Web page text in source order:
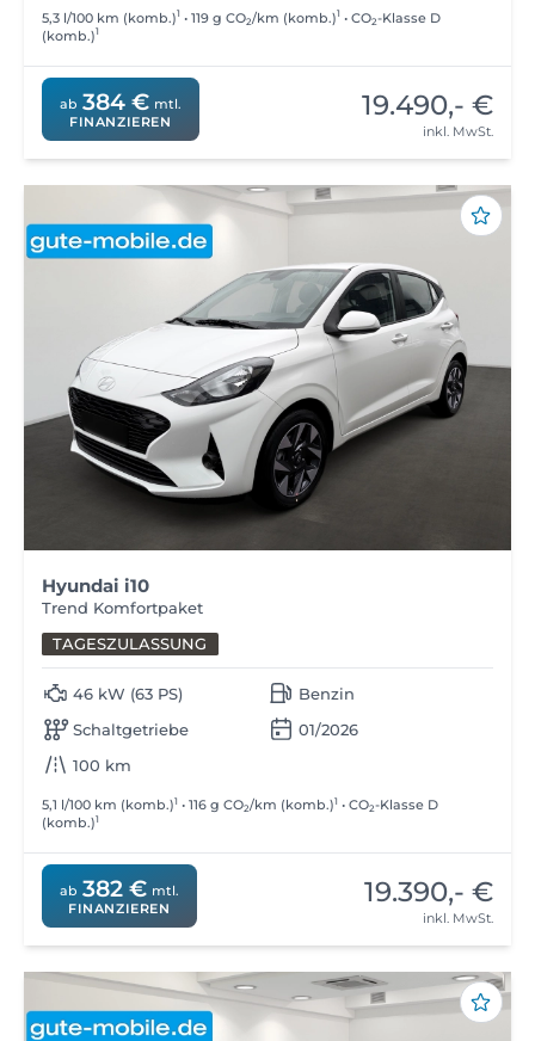
5,3 l/100 km (komb.)1 • 119 g CO2/km (komb.)1 • CO2-Klasse D
(komb.)1
ab 384 € mtl.
FINANZIEREN
19.490,- €
inkl. MwSt.
Hyundai i10
Trend Komfortpaket
TAGESZULASSUNG
46 kW (63 PS)
Schaltgetriebe
100 km
Benzin
01/2026
5,1 l/100 km (komb.)1 • 116 g CO2/km (komb.)1 • CO2-Klasse D
(komb.)1
ab 382 € mtl.
FINANZIEREN
19.390,- €
inkl. MwSt.